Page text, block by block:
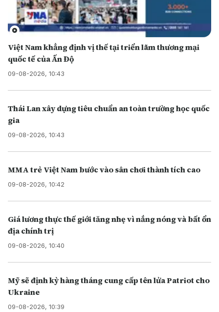
Việt Nam khẳng định vị thế tại triển lãm thương mại
quốc tế của Ấn Độ
09-08-2026, 10:43
Thái Lan xây dựng tiêu chuẩn an toàn trường học quốc
gia
09-08-2026, 10:43
MMA trẻ Việt Nam bước vào sân chơi thành tích cao
09-08-2026, 10:42
Giá lương thực thế giới tăng nhẹ vì nắng nóng và bất ổn
địa chính trị
09-08-2026, 10:40
Mỹ sẽ định kỳ hàng tháng cung cấp tên lửa Patriot cho
Ukraine
09-08-2026, 10:39